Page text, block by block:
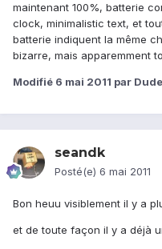
maintenant 100%, batterie
clock, minimalistic text, et
batterie indiquent la même
bizarre, mais apparemment
Modifié 6 mai 2011 par
seandk
Posté(e) 6 mai 2011
Bon heuu visiblement il y a
et de toute façon il y a déjà